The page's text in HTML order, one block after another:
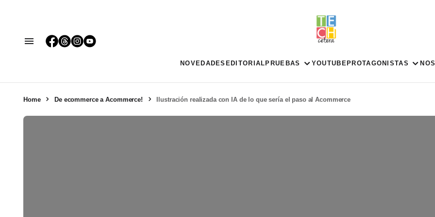
NOVEDADES EDITORIAL PRUEBAS YOUTUBE PROTAGONISTAS
Home De ecommerce a Acommerce! Ilustración realizada con IA de lo que sería el paso al Acommerce